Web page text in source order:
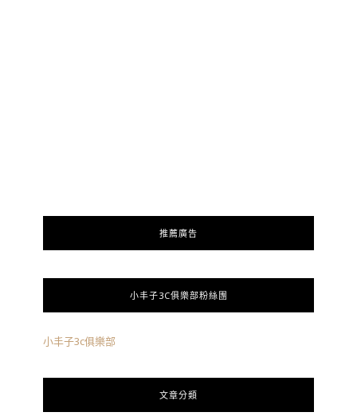
推薦廣告
小丰子3C俱樂部粉絲團
小丰子3c俱樂部
文章分類